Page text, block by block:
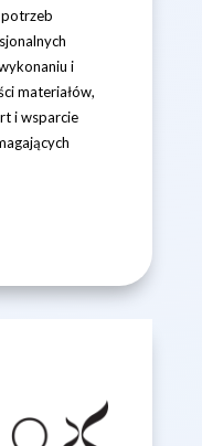
i
materiałów,
i wsparcie